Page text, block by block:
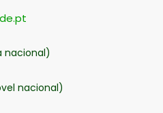
nacional)
nacional)